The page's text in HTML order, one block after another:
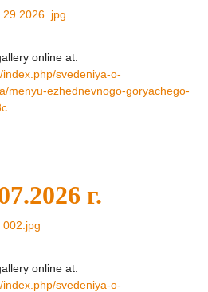
online at:
svedeniya-o-
menyu-ezhednevnogo-goryachego-
г.
online at:
svedeniya-o-